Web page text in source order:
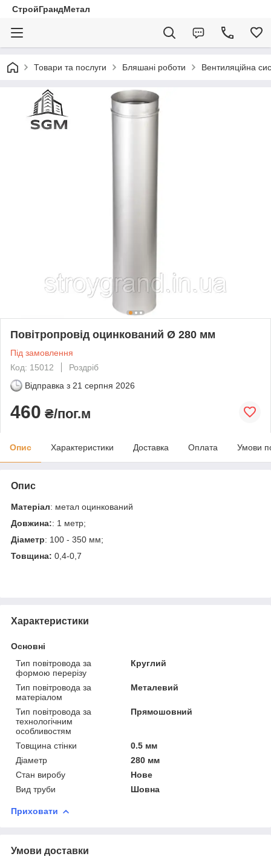
СтройГрандМетал
Товари та послуги Бляшані роботи Вентиляційна
Повітропровід оцинкований Ø 280 мм
Під замовлення
Код: 15012
Роздріб
Відправка з 21 серпня 2026
460 ₴/пог.м
Опис Характеристики Доставка Оплата Умови
Опис
Матеріал: метал оцинкований
Довжина:: 1 метр;
Діаметр: 100 - 350 мм;
Товщина: 0,4-0,7
Характеристики
Основні
Тип повітровода за
формою перерізу
Круглий
Тип повітровода за
матеріалом
Металевий
Тип повітровода за
технологічним
особливостям
Прямошовний
Товщина стінки
0.5 мм
Діаметр
280 мм
Стан виробу
Нове
Вид труби
Шовна
Приховати
Умови доставки